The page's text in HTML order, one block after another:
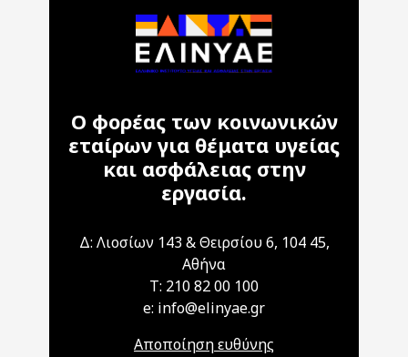
Ο φορέας των κοινωνικών
εταίρων για θέματα υγείας
και ασφάλειας στην
εργασία.
Δ: Λιοσίων 143 & Θειρσίου 6, 104 45,
Αθήνα
T: 210 82 00 100
e: info@elinyae.gr
Αποποίηση ευθύνης